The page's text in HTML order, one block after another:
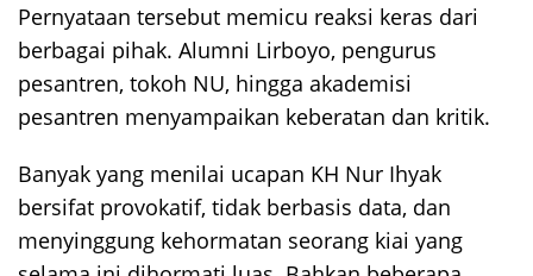
Pernyataan tersebut memicu reaksi keras dari
berbagai pihak. Alumni Lirboyo, pengurus
pesantren, tokoh NU, hingga akademisi
pesantren menyampaikan keberatan dan kritik.
Banyak yang menilai ucapan KH Nur Ihyak
bersifat provokatif, tidak berbasis data, dan
menyinggung kehormatan seorang kiai yang